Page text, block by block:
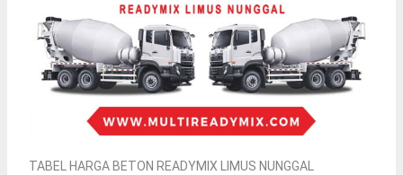
TABEL HARGA BETON READYMIX LIMUS NUNGGAL